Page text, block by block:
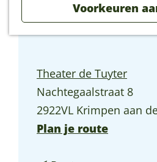
Voorkeuren
Krimpens
Theater de Tuyter
Nachtegaalstraat 8
2922VL Krimpen aan
Plan je routen